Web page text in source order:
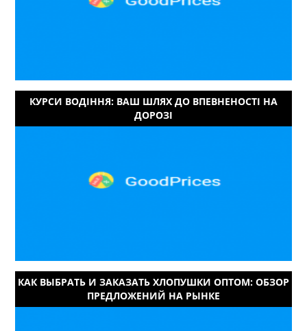
КУРСИ ВОДІННЯ: ВАШ ШЛЯХ ДО ВПЕВНЕНОСТІ НА
ДОРОЗІ
КАК ВЫБРАТЬ И ЗАКАЗАТЬ ХЛОПУШКИ ОПТОМ: ОБЗОР
ПРЕДЛОЖЕНИЙ НА РЫНКЕ